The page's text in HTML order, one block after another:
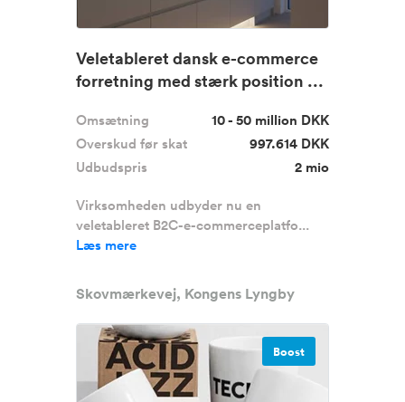
Veletableret dansk e-commerce
forretning med stærk position ...
Omsætning
10 - 50 million DKK
Overskud før skat
997.614 DKK
Udbudspris
2 mio
Virksomheden udbyder nu en
veletableret B2C-e-commerceplatfo...
Læs mere
Skovmærkevej, Kongens Lyngby
Boost